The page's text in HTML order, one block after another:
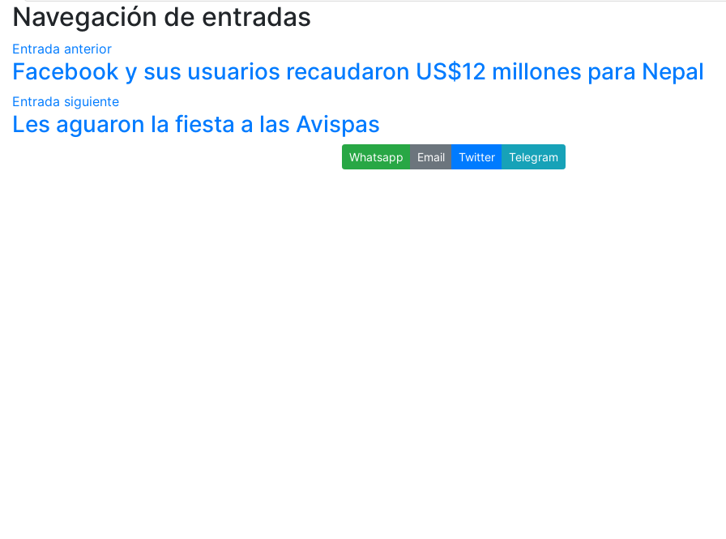
Navegación de entradas
Entrada anterior
Facebook y sus usuarios recaudaron US$12 millones para Nepal
Entrada siguiente
Les aguaron la fiesta a las Avispas
Whatsapp Email Twitter Telegram